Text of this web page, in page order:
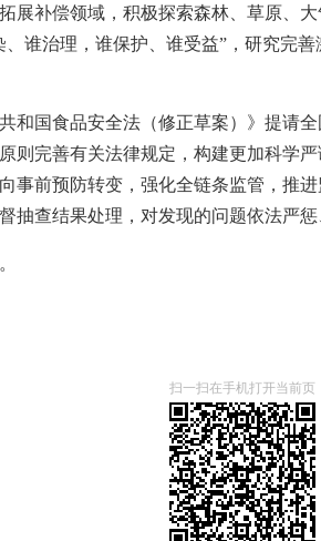
展补偿领域，积极探索森林、草原、
谁治理，谁保护、谁受益”，研究完
和国食品安全法（修正草案）》提请
则完善有关法律规定，构建更加科学
事前预防转变，强化全链条监管，推
抽查结果处理，对发现的问题依法严
扫一扫在手机打开当前页